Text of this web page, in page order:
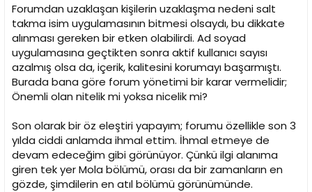
Forumdan uzaklaşan kişilerin uzaklaşma nedeni salt
takma isim uygulamasının bitmesi olsaydı, bu dikkate
alınması gereken bir etken olabilirdi. Ad soyad
uygulamasına geçtikten sonra aktif kullanıcı sayısı
azalmış olsa da, içerik, kalitesini korumayı başarmıştı.
Burada bana göre forum yönetimi bir karar vermelidir;
Önemli olan nitelik mi yoksa nicelik mi?
Son olarak bir öz eleştiri yapayım; forumu özellikle son 3
yılda ciddi anlamda ihmal ettim. İhmal etmeye de
devam edeceğim gibi görünüyor. Çünkü ilgi alanıma
giren tek yer Mola bölümü, orası da bir zamanların en
gözde, şimdilerin en atıl bölümü görünümünde.